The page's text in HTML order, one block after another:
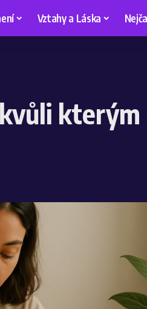
Vztahy a Láska